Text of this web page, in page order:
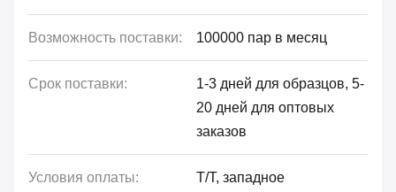
Возможность поставки: 100000 пар в месяц
Срок поставки:
1-3 дней для образцов, 5-
20 дней для оптовых
заказов
Условия оплаты:
Т/Т, западное